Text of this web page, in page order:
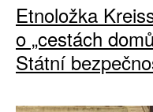
Etnoložka
o „cestách
Státní